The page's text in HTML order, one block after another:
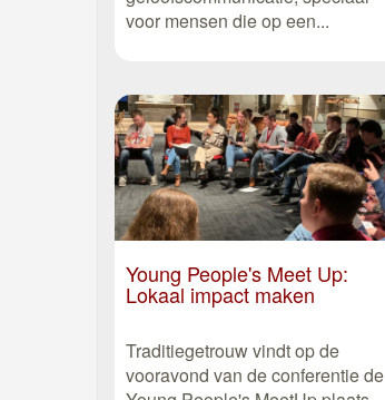
voor mensen die op een...
Young People's Meet Up:
Lokaal impact maken
Traditiegetrouw vindt op de
vooravond van de conferentie de